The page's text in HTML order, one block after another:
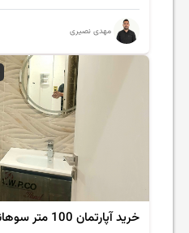
مهدی نصیری